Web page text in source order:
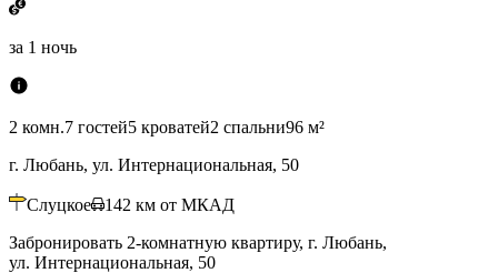
за 1 ночь
2 комн.7 гостей5 кроватей2 спальни96 м²
г. Любань, ул. Интернациональная, 50
Слуцкое 142 км от МКАД
Забронировать 2-комнатную квартиру, г. Любань,
ул. Интернациональная, 50